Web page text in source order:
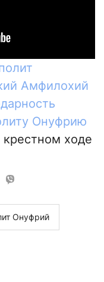
Амфилохий
Онуфрию
ходе
Онуфрий